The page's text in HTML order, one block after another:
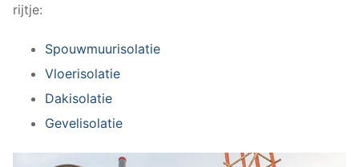
rijtje:
Spouwmuurisolatie
Vloerisolatie
Dakisolatie
Gevelisolatie